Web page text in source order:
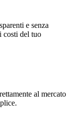
e senza
costi del tuo
al mercato